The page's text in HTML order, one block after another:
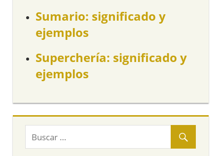
Sumario: significado y
ejemplos
Superchería: significado y
ejemplos